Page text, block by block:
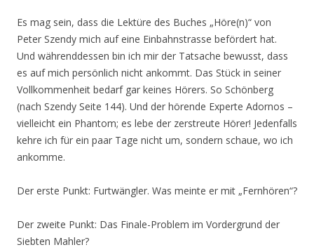
Es mag sein, dass die Lektüre des Buches „Höre(n)“ von
Peter Szendy mich auf eine Einbahnstrasse befördert hat.
Und währenddessen bin ich mir der Tatsache bewusst, dass
es auf mich persönlich nicht ankommt. Das Stück in seiner
Vollkommenheit bedarf gar keines Hörers. So Schönberg
(nach Szendy Seite 144). Und der hörende Experte Adornos –
vielleicht ein Phantom; es lebe der zerstreute Hörer! Jedenfalls
kehre ich für ein paar Tage nicht um, sondern schaue, wo ich
ankomme.
Der erste Punkt: Furtwängler. Was meinte er mit „Fernhören“?
Der zweite Punkt: Das Finale-Problem im Vordergrund der
Siebten Mahler?